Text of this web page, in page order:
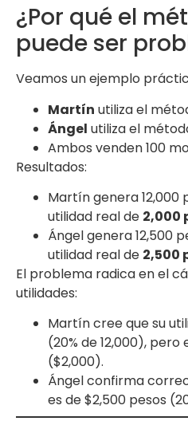
¿Por qué el
puede ser
Veamos un ejemplo
Martín utiliza el
Ángel utiliza el
Ambos venden 100
Resultados:
Martín genera 12,000
utilidad real de 2,000
Ángel genera 12,500
utilidad real de 2,500
El problema radica en el
utilidades:
Martín cree que su
(20% de 12,000),
($2,000).
Ángel confirma
es de $2,500 pesos